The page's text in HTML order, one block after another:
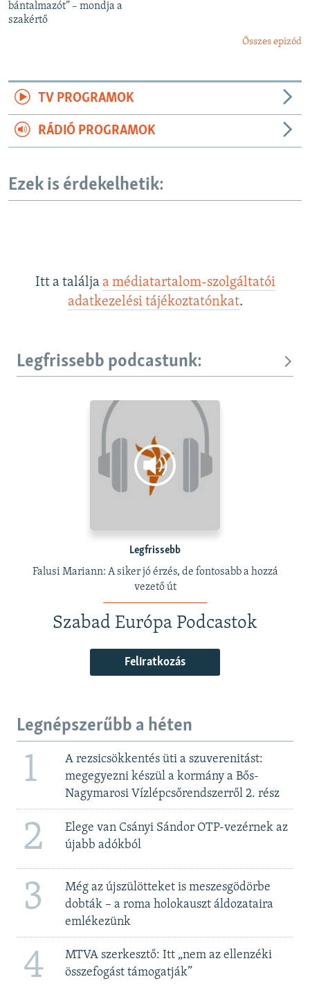
bántalmazót” – mondja a
szakértő
Összes epizód
TV PROGRAMOK
RÁDIÓ PROGRAMOK
Ezek is érdekelhetik:
Itt a találja a médiatartalom-szolgáltatói
adatkezelési tájékoztatónkat.
Legfrissebb podcastunk:
Legfrissebb
Falusi Mariann: A siker jó érzés, de fontosabb a hozzá
vezető út
Szabad Európa Podcastok
Feliratkozás
Legnépszerűbb a héten
1
A rezsicsökkentés üti a szuverenitást:
megegyezni készül a kormány a Bős-
Nagymarosi Vízlépcsőrendszerről 2. rész
2
Elege van Csányi Sándor OTP-vezérnek az
újabb adókból
3
Még az újszülötteket is meszesgödörbe
dobták – a roma holokauszt áldozataira
emlékezünk
4
MTVA szerkesztő: Itt „nem az ellenzéki
összefogást támogatják”